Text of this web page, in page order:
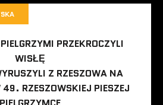
PRZEKROCZYLI
WISŁĘ
Z RZESZOWA NA
RZESZOWSKIEJ PIESZEJ